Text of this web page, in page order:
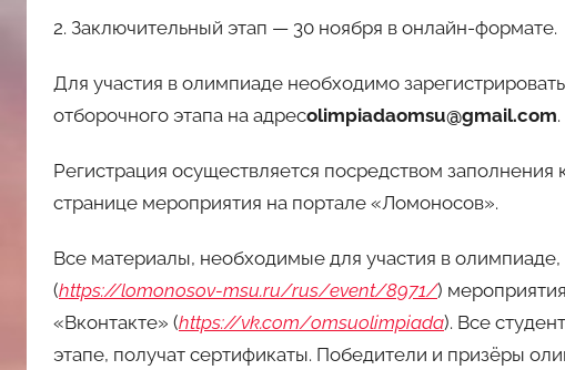
2. Заключительный этап — 30 ноября в онлайн-формате.
Для участия в олимпиаде необходимо
отборочного этапа на адресolimpiadaomsu@gmail.com.
Регистрация осуществляется посредством
странице мероприятия на портале «Ломоносов».
Все материалы, необходимые для участия в
(https://lomonosov-msu.ru/rus/event/8971/)
«Вконтакте» (https://vk.com/omsuolimpiada). Все
этапе, получат сертификаты. Победители и призёры